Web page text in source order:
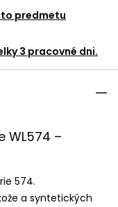
predmetu
3 pracovné dni.
WL574 –
574.
a syntetických